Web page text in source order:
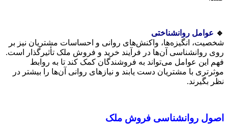
🔹 عوامل روانشناختی
شخصیت، انگیزه‌ها، واکنش‌های روانی و احساسات مشتریان نیز بر
روی روانشناسی آن‌ها در فرآیند خرید و فروش ملک تأثیرگذار است.
فهم این عوامل می‌تواند به فروشندگان کمک کند تا به روابط
موثرتری با مشتریان دست یابند و نیازهای روانی آن‌ها را بیشتر در
نظر بگیرند.
اصول روانشناسی فروش ملک